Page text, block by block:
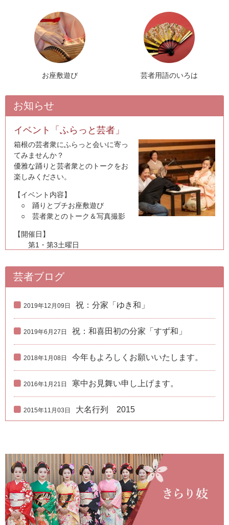
お座敷遊び 芸者用語のいろは
お知らせ
イベント「ふらっと芸者」
箱根の芸者衆にふらっと会いに寄っ
てみませんか？
優雅な踊りと芸者衆とのトークをお
楽しみください。
【イベント内容】
○ 踊りとプチお座敷遊び
○ 芸者衆とのトーク＆写真撮影
【開催日】
第1・第3土曜日
各40分
お遊び参加者にはオリジナルグッズプレゼント
【料金】
【開催場所/日時】要確認
0460-85-5338
「箱根をどり」無料配信のお知らせ
日頃より、箱根の芸者衆を応援して
回「箱根をどり」をお楽しみいただ
きたいと思います。
配信日時：2022年1月8日㈯12:00~
ダブルキャスト 二部構成（各60分）
【演目のご案内】
・長唄「供奴」
芸者ブログ
2019年12月09日 祝：分家「ゆき和」
2019年6月27日 祝：和喜田初の分家「すず和」
2018年1月08日 今年もよろしくお願いいたします。
2016年1月21日 寒中お見舞い申し上げます。
2015年11月03日 大名行列 2015